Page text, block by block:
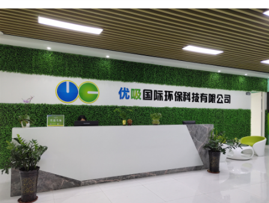
专利保护优势、双甲资质
企业（“室内环境净化治理
甲级施工资质”“室内环境
污染治理资质等级证
书”）、拥有多名高级《环
境工程高级工程师》室内
空气治理资格认证的治理
人员、掌握室内空气净化
治理实用技术和五项专利
技术、八项计算机软件著
作权登记证书等。研发实